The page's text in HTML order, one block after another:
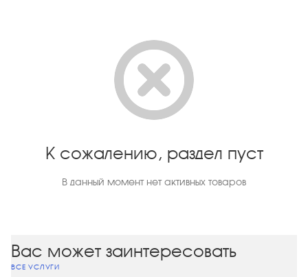
К сожалению, раздел пуст
В данный момент нет активных товаров
Вас может заинтересовать
ВСЕ УСЛУГИ